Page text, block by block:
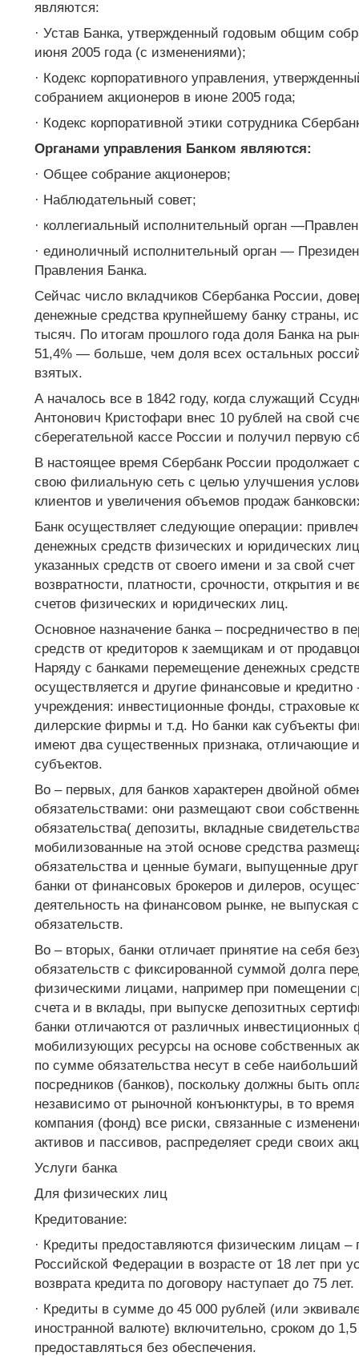
являются:
· Устав Банка, утвержденный годовым общим
июня 2005 года (с изменениями);
· Кодекс корпоративного управления,
собранием акционеров в июне 2005 года;
· Кодекс корпоративной этики сотрудника
Органами управления Банком являются:
· Общее собрание акционеров;
· Наблюдательный совет;
· коллегиальный исполнительный орган
· единоличный исполнительный орган —
Правления Банка.
Сейчас число вкладчиков Сбербанка России,
денежные средства крупнейшему банку страны,
тысяч. По итогам прошлого года доля Банка на
51,4% — больше, чем доля всех остальных
взятых.
А началось все в 1842 году, когда служащий
Антонович Кристофари внес 10 рублей на свой
сберегательной кассе России и получил первую
В настоящее время Сбербанк России продолжает
свою филиальную сеть с целью улучшения
клиентов и увеличения объемов продаж
Банк осуществляет следующие операции:
денежных средств физических и юридических
указанных средств от своего имени и за свой
возвратности, платности, срочности, открытия и
счетов физических и юридических лиц.
Основное назначение банка – посредничество в
средств от кредиторов к заемщикам и от
Наряду с банками перемещение денежных
осуществляется и другие финансовые и
учреждения: инвестиционные фонды, страховые
дилерские фирмы и т.д. Но банки как субъекты
имеют два существенных признака, отличающие
субъектов.
Во – первых, для банков характерен двойной
обязательствами: они размещают свои
обязательства( депозиты, вкладные
мобилизованные на этой основе средства
обязательства и ценные бумаги, выпущенные
банки от финансовых брокеров и дилеров,
деятельность на финансовом рынке, не выпуская
обязательств.
Во – вторых, банки отличает принятие на себя
обязательств с фиксированной суммой долга
физическими лицами, например при помещении
счета и в вклады, при выпуске депозитных
банки отличаются от различных инвестиционных
мобилизующих ресурсы на основе собственных
по сумме обязательства несут в себе
посредников (банков), поскольку должны быть
независимо от рыночной конъюнктуры, в то время
компания (фонд) все риски, связанные с
активов и пассивов, распределяет среди своих
Услуги банка
Для физических лиц
Кредитование:
· Кредиты предоставляются физическим лицам –
Российской Федерации в возрасте от 18 лет при
возврата кредита по договору наступает до 75 лет.
· Кредиты в сумме до 45 000 рублей (или
иностранной валюте) включительно, сроком до 1,5
предоставляться без обеспечения.